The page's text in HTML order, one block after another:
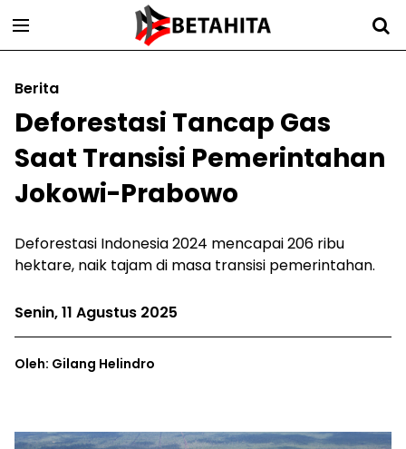
Berita
Deforestasi Tancap Gas
Saat Transisi Pemerintahan
Jokowi-Prabowo
Deforestasi Indonesia 2024 mencapai 206 ribu
hektare, naik tajam di masa transisi pemerintahan.
Senin, 11 Agustus 2025
Oleh: Gilang Helindro